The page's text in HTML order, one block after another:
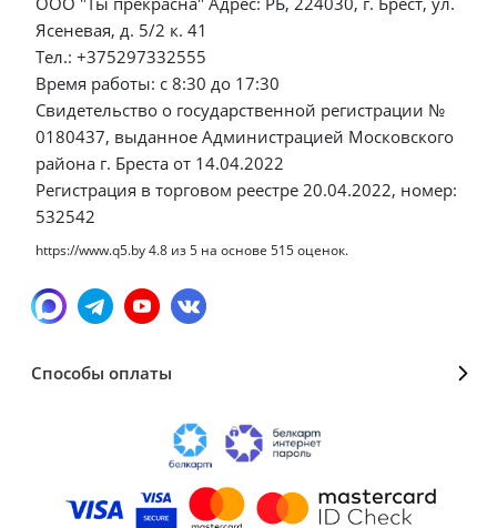
Ясеневая, д. 5/2 к. 41
Тел.: +375297332555
Время работы: с 8:30 до 17:30
Свидетельство о государственной регистрации №
0180437, выданное Администрацией Московского
района г. Бреста от 14.04.2022
Регистрация в торговом реестре 20.04.2022, номер:
532542
https://www.q5.by4.8 из5 на основе 515оценок.
Способы оплаты